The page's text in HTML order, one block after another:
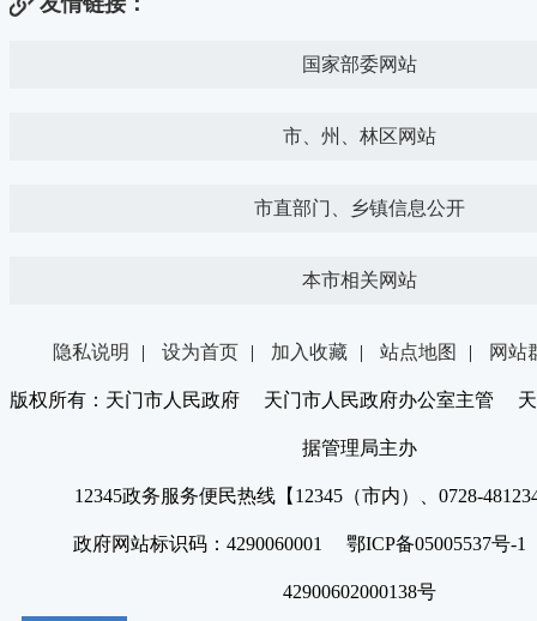
国家部委网站
市、州、林区网站
市直部门、乡镇信息公开
本市相关网站
隐私说明 | 设为首页 | 加入收藏 | 站点地图 | 网站
版权所有：天门市人民政府 天门市人民政府办公室主管 天
据管理局主办
12345政务服务便民热线【12345（市内）、0728-
政府网站标识码：4290060001 鄂ICP备05005537号
42900602000138号